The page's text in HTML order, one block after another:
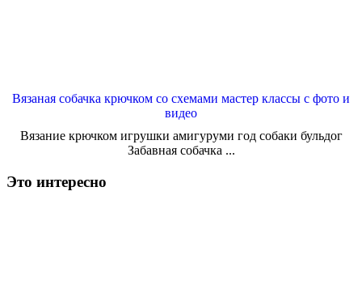
Вязаная собачка крючком со схемами мастер классы с фото и
видео
Вязание крючком игрушки амигуруми год собаки бульдог
Забавная собачка ...
Это интересно